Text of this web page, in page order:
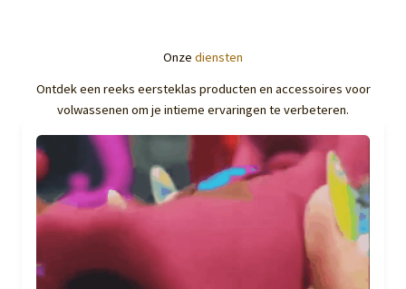
Onze diensten
Ontdek een reeks eersteklas producten en accessoires voor
volwassenen om je intieme ervaringen te verbeteren.